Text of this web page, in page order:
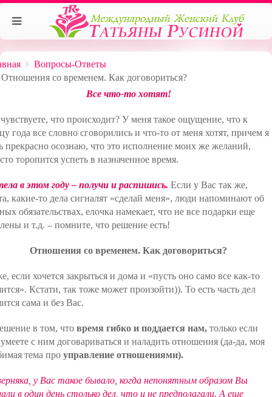
Вопросы-Ответы
Отношения со временем. Как договориться?
Все что-то хотят!
что происходит? У меня такое ощущение, что к
года все словно сговорились и что-то от меня хотят, причем я
прекрасно осознаю, что это исполнение моих же желаний,
торопится успеть в назначенное время.
в этом году – получи и распишись. Если у Вас так же,
какие-то дела сигналят «сделай меня», люди напоминают об
обязательствах, елочка намекает, что не все подарки еще
и т.д. – помните, что решение есть!
Отношения со временем. Как договориться?
если хочется закрыться и дома и «пусть оно само все как-то
Кстати, так тоже может произойти)). То есть часть дел
сама и без Вас.
в том, что время гибко и поддается нам, только если
с ним договариваться и наладить отношения (да-да, моя
тема про управление отношениями).
у Вас такое бывало, когда непонятным образом Вы
в один день столько дел, что и не предполагали. А еще